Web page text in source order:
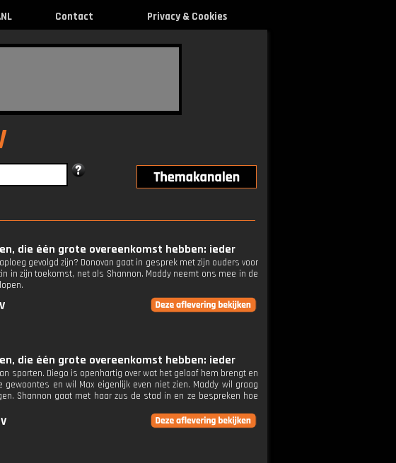
Contact Privacy & Cookies
die één grote overeenkomst hebben: ieder
gevolgd zijn? Donovan gaat in gesprek met zijn ouders voor
in zijn toekomst, net als Shannon. Maddy neemt ons mee in de
die één grote overeenkomst hebben: ieder
sporten. Diego is openhartig over wat het geloof hem brengt en
en wil Max eigenlijk even niet zien. Maddy wil graag
Shannon gaat met haar zus de stad in en ze bespreken hoe